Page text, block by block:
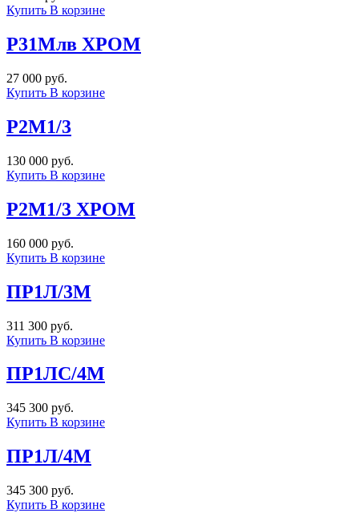
Купить В корзине
Р31Млв ХРОМ
27 000 руб.
Купить В корзине
Р2М1/3
130 000 руб.
Купить В корзине
Р2М1/3 ХРОМ
160 000 руб.
Купить В корзине
ПР1Л/3М
311 300 руб.
Купить В корзине
ПР1ЛС/4М
345 300 руб.
Купить В корзине
ПР1Л/4М
345 300 руб.
Купить В корзине